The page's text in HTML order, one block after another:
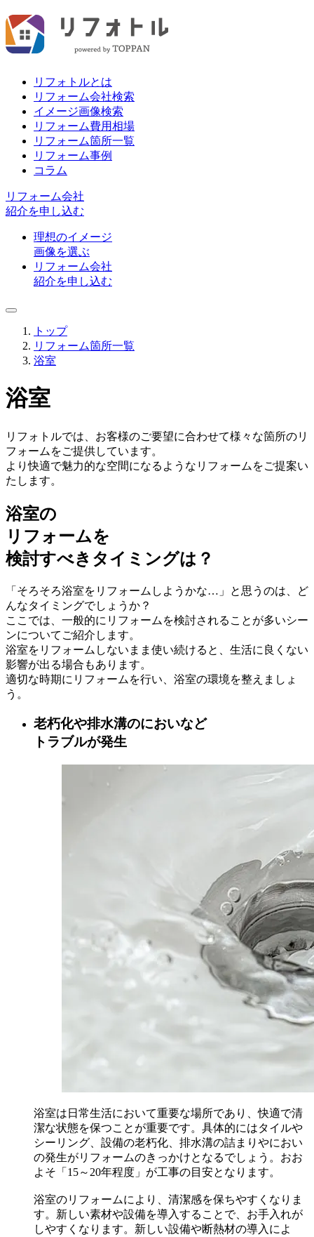
リフォトルとは
リフォーム会社検索
イメージ画像検索
リフォーム費用相場
リフォーム箇所一覧
リフォーム事例
コラム
リフォーム会社
紹介を申し込む
理想のイメージ
画像を選ぶ
リフォーム会社
紹介を申し込む
トップ
リフォーム箇所一覧
浴室
浴室
リフォトルでは、お客様のご要望に合わせて様々な箇所のリ
フォームをご提供しています。
より快適で魅力的な空間になるようなリフォームをご提案い
たします。
浴室の
リフォームを
検討すべきタイミングは？
「そろそろ浴室をリフォームしようかな…」と思うのは、ど
んなタイミングでしょうか？
ここでは、一般的にリフォームを検討されることが多いシー
ンについてご紹介します。
浴室をリフォームしないまま使い続けると、生活に良くない
影響が出る場合もあります。
適切な時期にリフォームを行い、浴室の環境を整えましょ
う。
老朽化や排水溝のにおいなど
トラブルが発生
浴室は日常生活において重要な場所であり、快適で清
潔な状態を保つことが重要です。具体的にはタイルや
シーリング、設備の老朽化、排水溝の詰まりやにおい
の発生がリフォームのきっかけとなるでしょう。おお
よそ「15～20年程度」が工事の目安となります。
浴室のリフォームにより、清潔感を保ちやすくなりま
す。新しい素材や設備を導入することで、お手入れが
しやすくなります。新しい設備や断熱材の導入によ